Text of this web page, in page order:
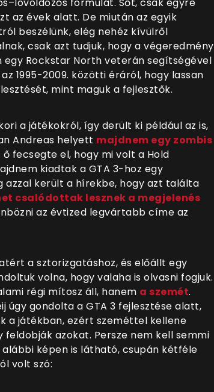
az évek alatt. De miután az egyik
beszélünk, elég nehéz kívülről
csak azt tudjuk, hogy a végeredmény
Rockstar North veterán segítségével
1995-2009. közötti éráról, hogy lassan
mint maguk a fejlesztők.
a játékokról, így derült ki például az is,
Andreas helyett majdnem egy zombis
fecsegte el, hogy mi volt a Hold
kiadtak a GTA 3-hoz egy
került a hírekbe, hogy azt találta
csalódottak lesznek a megjelenés
az évtized legvártabb címe az
a sztorizgatáshoz, és előállt egy
volna, hogy valaha is olvasni fogjuk.
régi mítosz áll, hanem a szemét.
úgy gondolta a GTA 3 fejlesztése alatt,
a játékban, ezért szeméttel kellene
azokat. Persze nem kell semmi
képen is látható, csupán kétféle
volt szó: